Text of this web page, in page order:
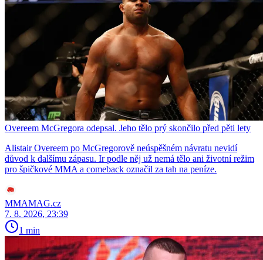
Overeem McGregora odepsal. Jeho tělo prý skončilo před pěti lety
Alistair Overeem po McGregorově neúspěšném návratu nevidí
důvod k dalšímu zápasu. Ir podle něj už nemá tělo ani životní režim
pro špičkové MMA a comeback označil za tah na peníze.
MMAMAG.cz
7. 8. 2026, 23:39
1 min